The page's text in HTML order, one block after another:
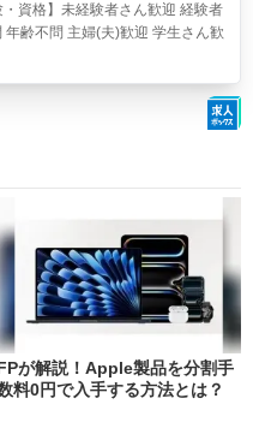
資格】未経験者さん歓迎 経験者
齢不問 主婦(夫)歓迎 学生さん歓
が解説！Apple製品を分割手
料0円で入手する方法とは？